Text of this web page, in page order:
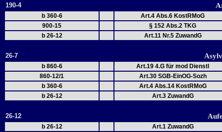
190-4
b 360-6
Art.4 Abs.6 KostRMoG
900-15
§ 152 Abs.2 TKG
b 26-12
Art.11 Nr.5 ZuwandG
26-7
b 860-6
Art.19 4.G für mod Dienstl
860-12/1
Art.30 SGB-EinOG-Sozh
b 360-6
Art.4 Abs.14 KostRMoG
b 26-12
Art.3 ZuwandG
26-12
b 26-12 Art.1 ZuwandG